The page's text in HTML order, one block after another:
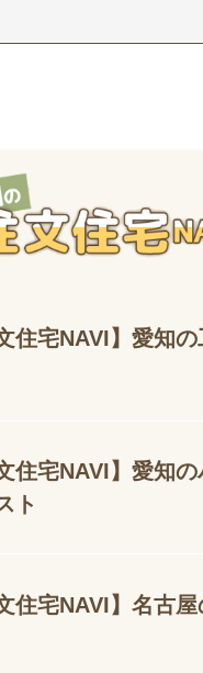
住宅NAVI】愛知
住宅NAVI】愛知
ト
住宅NAVI】名古